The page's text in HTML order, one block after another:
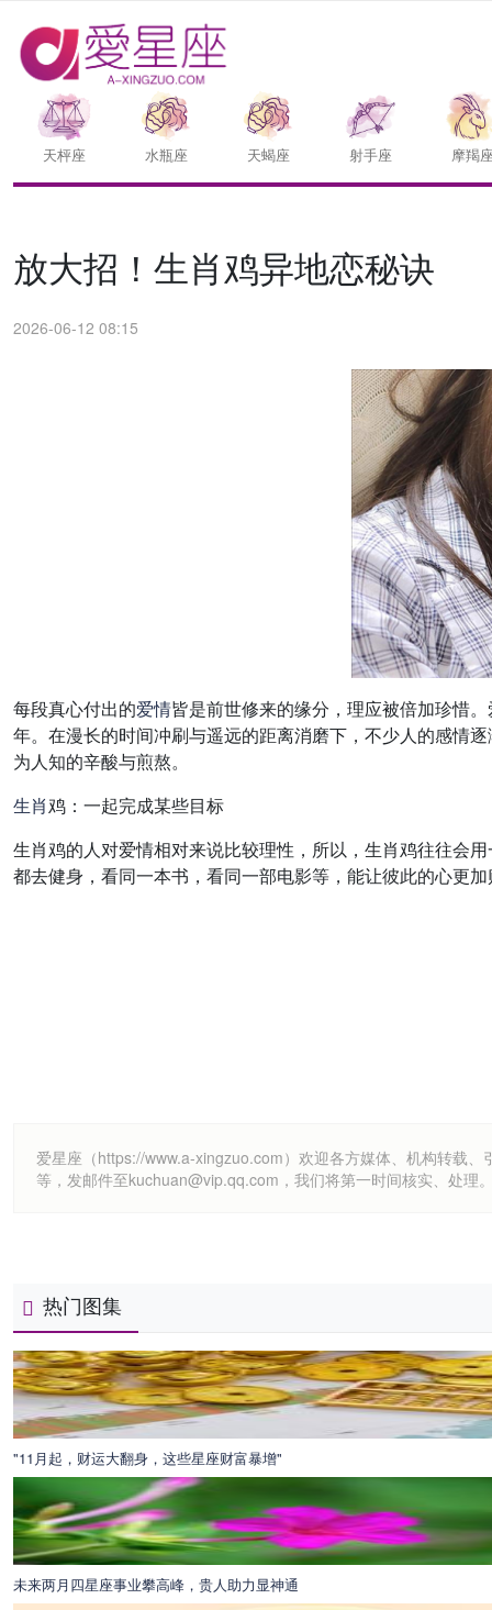
天枰座 水瓶座 天蝎座 射手座 摩羯
放大招！生肖鸡异地恋秘诀
2026-06-12 08:15
每段真心付出的爱情皆是前世修来的缘分，理应被倍加珍惜
年。在漫长的时间冲刷与遥远的距离消磨下，不少人的感情
为人知的辛酸与煎熬。
生肖鸡：一起完成某些目标
生肖鸡的人对爱情相对来说比较理性，所以，生肖鸡往往会
都去健身，看同一本书，看同一部电影等，能让彼此的心更
爱星座（https://www.a-xingzuo.com）欢迎各方媒体、机构转载
等，发邮件至kuchuan@vip.qq.com，我们将第一时间核实、处理
热门图集
"11月起，财运大翻身，这些星座财富暴增"
未来两月四星座事业攀高峰，贵人助力显神通